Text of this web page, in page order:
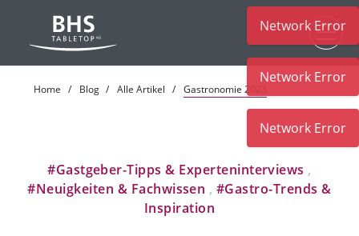
Home Blog Alle Artikel Gastronomie 2023
#Gastgeber-Tipps & Experteninterviews ,
#Neuigkeiten & Fachwissen , #Gastro-Trends &
Inspiration
Network Error
Network Error
Network Error